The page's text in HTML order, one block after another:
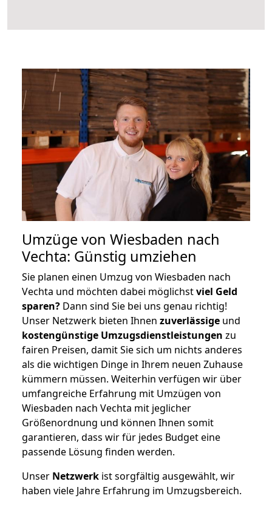
Umzüge von Wiesbaden nach
Vechta: Günstig umziehen
Sie planen einen Umzug von Wiesbaden nach
Vechta und möchten dabei möglichstviel Geld
sparen? Dann sind Sie bei uns genau richtig!
Unser Netzwerk bieten Ihnen zuverlässige und
kostengünstige Umzugsdienstleistungen zu
fairen Preisen, damit Sie sich um nichts anderes
als die wichtigen Dinge in Ihrem neuen Zuhause
kümmern müssen. Weiterhin verfügen wir über
umfangreiche Erfahrung mit Umzügen von
Wiesbaden nach Vechta mit jeglicher
Größenordnung und können Ihnen somit
garantieren, dass wir für jedes Budget eine
passende Lösung finden werden.
Unser Netzwerk ist sorgfältig ausgewählt, wir
haben viele Jahre Erfahrung im Umzugsbereich.